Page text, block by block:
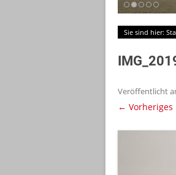
Sie sind hier:
Veröffentlicht
← Vorheriges